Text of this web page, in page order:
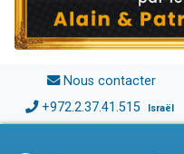
Nous contacter
+972.2.37.41.515 Israël